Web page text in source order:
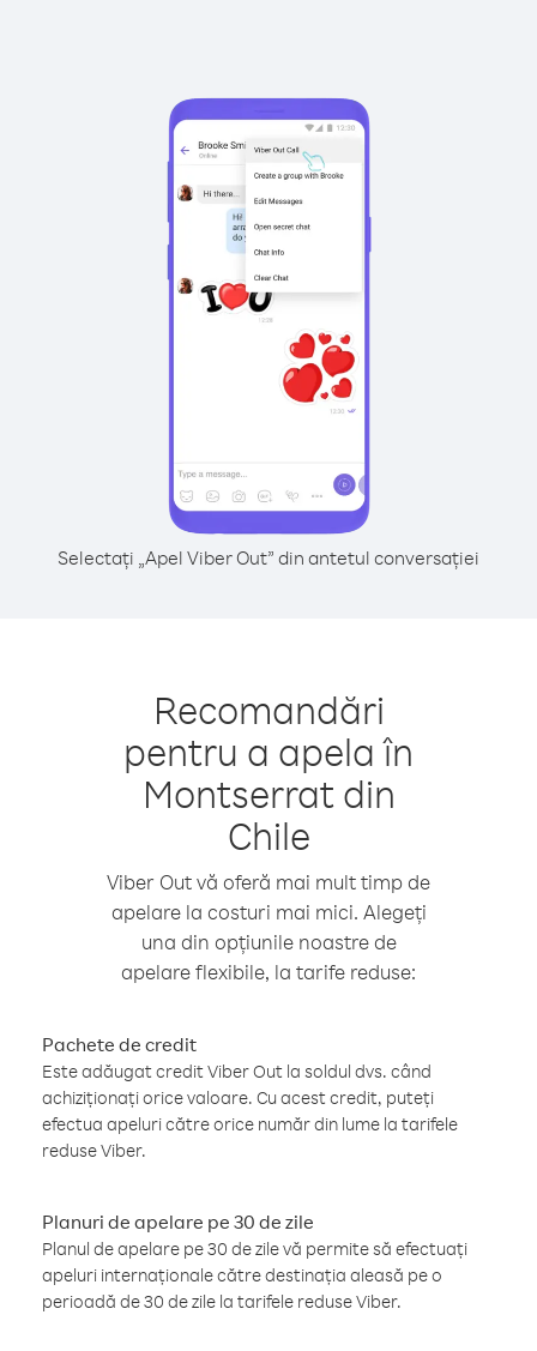
Selectați „Apel Viber Out” din antetul conversației
Recomandări
pentru a apela în
Montserrat din
Chile
Viber Out vă oferă mai mult timp de
apelare la costuri mai mici. Alegeți
una din opțiunile noastre de
apelare flexibile, la tarife reduse:
Pachete de credit
Este adăugat credit Viber Out la soldul dvs. când
achiziționați orice valoare. Cu acest credit, puteți
efectua apeluri către orice număr din lume la tarifele
reduse Viber.
Planuri de apelare pe 30 de zile
Planul de apelare pe 30 de zile vă permite să efectuați
apeluri internaționale către destinația aleasă pe o
perioadă de 30 de zile la tarifele reduse Viber.